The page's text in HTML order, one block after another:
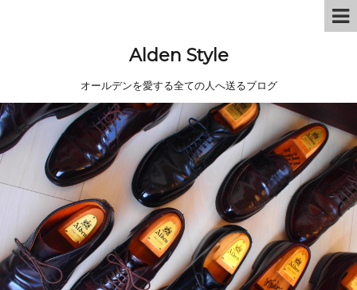
Alden Style
オールデンを愛する全ての人へ送るブログ